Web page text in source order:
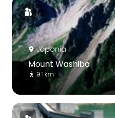
Japonia
Mount Washiba
9.1 km